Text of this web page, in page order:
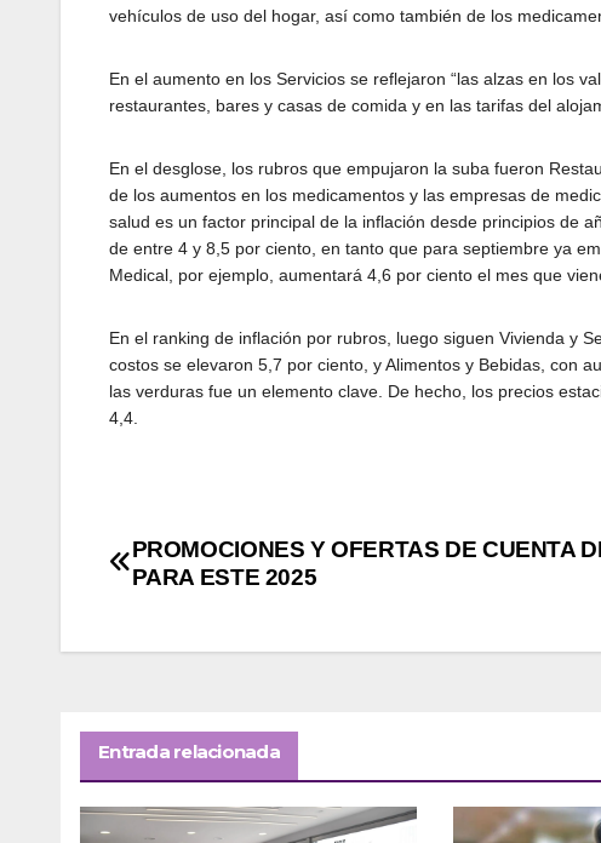
vehículos de uso del hogar, así como también de los
En el aumento en los Servicios se reflejaron “las alzas en los
restaurantes, bares y casas de comida y en las tarifas del
En el desglose, los rubros que empujaron la suba fueron
de los aumentos en los medicamentos y las empresas de
salud es un factor principal de la inflación desde principios de
de entre 4 y 8,5 por ciento, en tanto que para septiembre ya
Medical, por ejemplo, aumentará 4,6 por ciento el mes que
En el ranking de inflación por rubros, luego siguen Vivienda y
costos se elevaron 5,7 por ciento, y Alimentos y Bebidas, con
las verduras fue un elemento clave. De hecho, los precios
4,4.
Navegación
entradas
PROMOCIONES Y OFERTAS DE CUENTA
PARA ESTE 2025
Entrada relacionada